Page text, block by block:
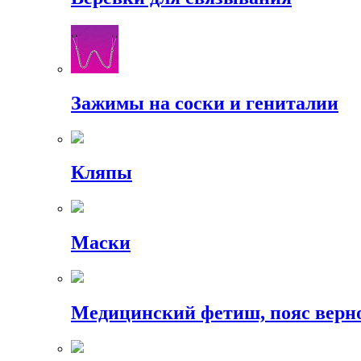
Зажимы на соски и гениталии
Кляпы
Маски
Медицинский фетиш, пояс